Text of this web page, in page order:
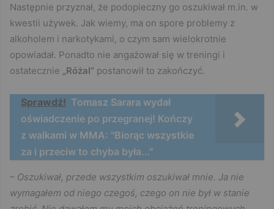
Następnie przyznał, że podopieczny go oszukiwał m.in. w
kwestii używek. Jak wiemy, ma on spore problemy z
alkoholem i narkotykami, o czym sam wielokrotnie
opowiadał. Ponadto nie angażował się w treningi i
ostatecznie „Różal” postanowił to zakończyć.
Sprawdź! Tomasz Sarara wydał
oświadczenie po przegranej! Kończy
z walkami w MMA: "Biorąc wszystkie
za i przeciw to chyba była..."
– Oszukiwał, przede wszystkim oszukiwał mnie. Ja nie
wymagałem od niego czegoś, czego on nie był w stanie